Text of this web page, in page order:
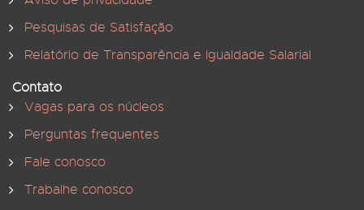
Pesquisas de Satisfação
Relatório de Transparência e Igualdade Salarial
Contato
Vagas para os núcleos
Perguntas frequentes
Fale conosco
Trabalhe conosco